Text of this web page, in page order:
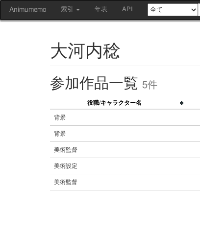
Animumemo 索引 年表 API
大河内稔
参加作品一覧 5件
役職/キャラクター名
背景
背景
美術監督
美術設定
美術監督